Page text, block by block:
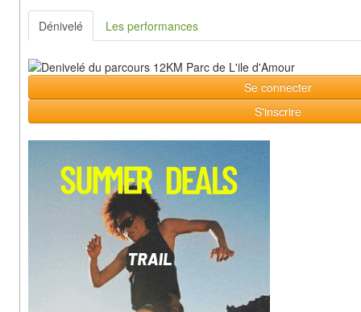
Dénivelé Les performances
Se connecter
S'inscrire